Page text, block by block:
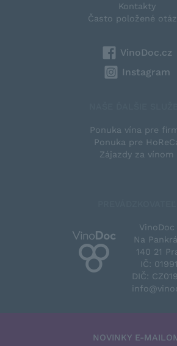
Kontakty
Často položené
VinoDoc.cz
Instagram
Ponuka vína pre
Ponuka pre
Zájazdy za vínom
VinoDoc
Na
140 21
IČ:
DIČ:
NOVINKY E-